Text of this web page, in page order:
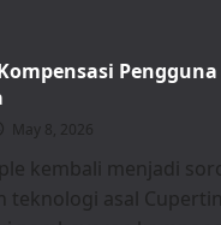
May 8, 2026
kembali menjadi
teknologi asal